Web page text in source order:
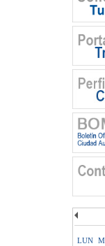
LUN